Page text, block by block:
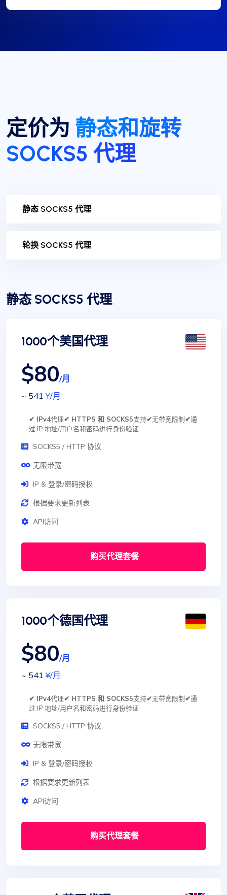
定价为 静态和旋转
SOCKS5 代理
静态 SOCKS5 代理
轮换 SOCKS5 代理
静态 SOCKS5 代理
1000个美国代理
$80/月
~ 541¥/月
✔ IPv4代理✔ HTTPS 和 SOCKS5支持✔无带宽限制✔通
过 IP 地址/用户名和密码进行身份验证
SOCKS5 / HTTP 协议
无限带宽
IP & 登录/密码授权
根据要求更新列表
API访问
购买代理套餐
1000个德国代理
$80/月
~ 541¥/月
✔ IPv4代理✔ HTTPS 和 SOCKS5支持✔无带宽限制✔通
过 IP 地址/用户名和密码进行身份验证
SOCKS5 / HTTP 协议
无限带宽
IP & 登录/密码授权
根据要求更新列表
API访问
购买代理套餐